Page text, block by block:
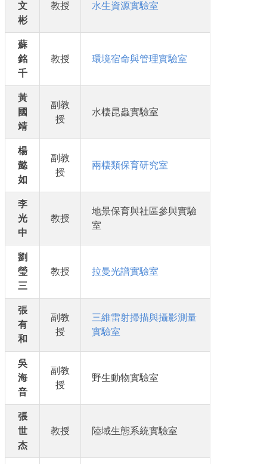
文
彬
教授 水生資源實驗室
蘇
銘
千
教授 環境宿命與管理實驗室
黃
國
靖
副教
授
水棲昆蟲實驗室
楊
懿
如
副教
授
兩棲類保育研究室
李
光
中
教授
地景保育與社區參與實驗
室
劉
瑩
三
教授 拉曼光譜實驗室
張
有
和
副教
授
三維雷射掃描與攝影測量
實驗室
吳
海
音
副教
授
野生動物實驗室
張
世
杰
教授 陸域生態系統實驗室